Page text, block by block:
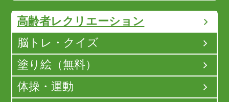
高齢者レクリエーション
脳トレ・クイズ
塗り絵（無料）
体操・運動